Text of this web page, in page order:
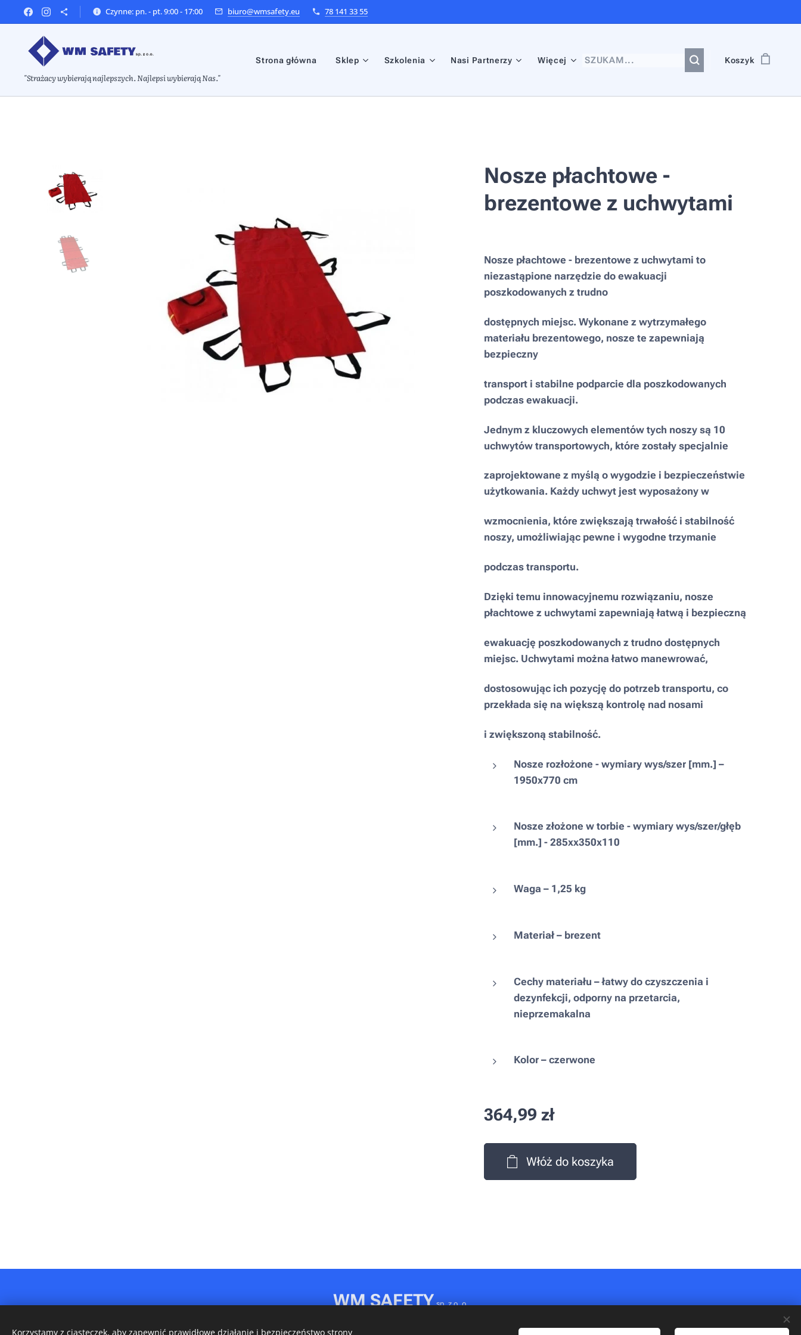
Czynne: pn. - pt. 9:00 - 17:00 biuro@wmsafety.eu 78 141 33 55
"Strażacy wybierają najlepszych. Najlepsi wybierają Nas."
Strona główna Sklep Szkolenia Nasi Partnerzy Więcej Koszyk
Nosze płachtowe -
brezentowe z uchwytami
Nosze płachtowe - brezentowe z uchwytami to
niezastąpione narzędzie do ewakuacji
poszkodowanych z trudno
dostępnych miejsc. Wykonane z wytrzymałego
materiału brezentowego, nosze te zapewniają
bezpieczny
transport i stabilne podparcie dla poszkodowanych
podczas ewakuacji.
Jednym z kluczowych elementów tych noszy są 10
uchwytów transportowych, które zostały specjalnie
zaprojektowane z myślą o wygodzie i bezpieczeństwie
użytkowania. Każdy uchwyt jest wyposażony w
wzmocnienia, które zwiększają trwałość i stabilność
noszy, umożliwiając pewne i wygodne trzymanie
podczas transportu.
Dzięki temu innowacyjnemu rozwiązaniu, nosze
płachtowe z uchwytami zapewniają łatwą i bezpieczną
ewakuację poszkodowanych z trudno dostępnych
miejsc. Uchwytami można łatwo manewrować,
dostosowując ich pozycję do potrzeb transportu, co
przekłada się na większą kontrolę nad nosami
i zwiększoną stabilność.
Nosze rozłożone - wymiary wys/szer [mm.] –
1950x770 cm
Nosze złożone w torbie - wymiary wys/szer/głęb
[mm.] - 285xx350x110
Waga – 1,25 kg
Materiał – brezent
Cechy materiału – łatwy do czyszczenia i
dezynfekcji, odporny na przetarcia,
nieprzemakalna
Kolor – czerwone
364,99 zł
Włóż do koszyka
WM SAFETY sp. z o. o.
Korzystamy z ciasteczek, aby zapewnić prawidłowe działanie i bezpieczeństwo strony